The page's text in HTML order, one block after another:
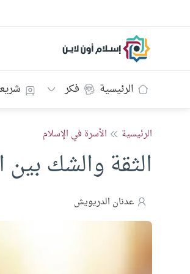
إسلام أون لاين
الرئيسية فكر
الرئيسية الأسرة في الإسلام
الثقة والشك
عدنان الدريويش